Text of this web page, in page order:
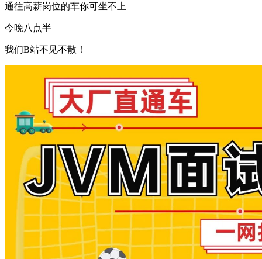
通往高薪岗位的车你可坐不上
今晚八点半
我们B站不见不散！